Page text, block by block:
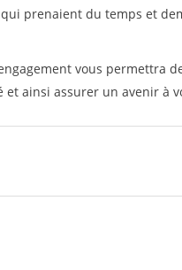
prenaient du temps et
vous permettra
ainsi assurer un avenir à